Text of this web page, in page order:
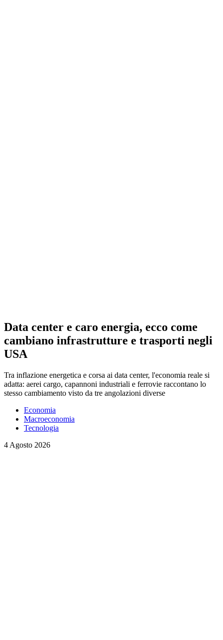
Data center e caro energia, ecco come
cambiano infrastrutture e trasporti negli
USA
Tra inflazione energetica e corsa ai data center, l'economia reale si
adatta: aerei cargo, capannoni industriali e ferrovie raccontano lo
stesso cambiamento visto da tre angolazioni diverse
Economia
Macroeconomia
Tecnologia
4 Agosto 2026